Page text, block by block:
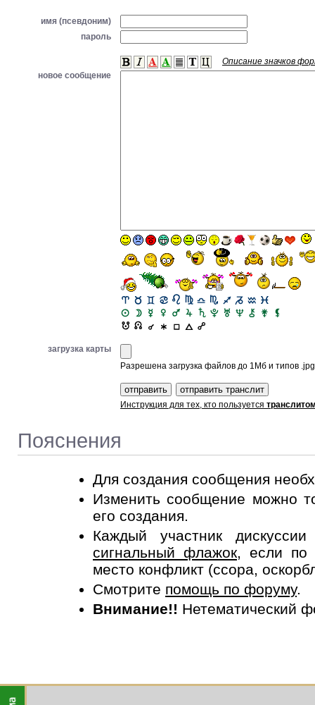
имя (псевдоним)
пароль
Описание значков
новое сообщение
загрузка карты
Разрешена загрузка файлов до 1Мб и типов
Инструкция для тех, кто пользуется
Пояснения
Для создания сообщения
Изменить сообщение можно
его создания.
Каждый участник
сигнальный флажок, если по
место конфликт (ссора,
Смотрите помощь по форуму.
Внимание!! Нетематический